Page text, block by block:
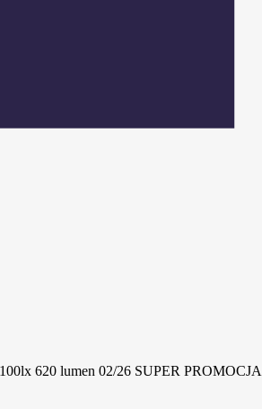
620 lumen 02/26 SUPER PROMOCJA